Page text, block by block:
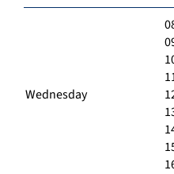
Wednesday